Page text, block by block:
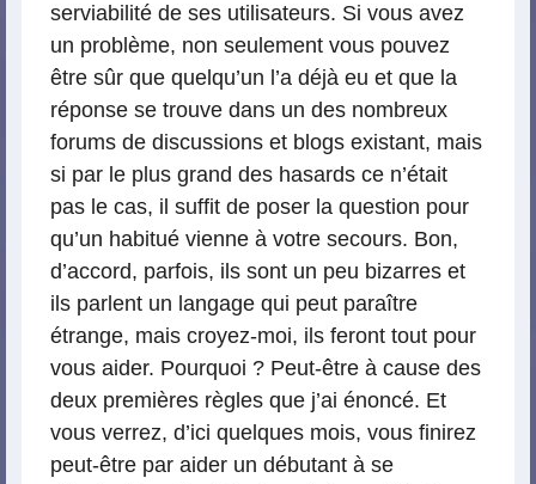
serviabilité de ses utilisateurs. Si vous avez
un problème, non seulement vous pouvez
être sûr que quelqu’un l’a déjà eu et que la
réponse se trouve dans un des nombreux
forums de discussions et blogs existant, mais
si par le plus grand des hasards ce n’était
pas le cas, il suffit de poser la question pour
qu’un habitué vienne à votre secours. Bon,
d’accord, parfois, ils sont un peu bizarres et
ils parlent un langage qui peut paraître
étrange, mais croyez-moi, ils feront tout pour
vous aider. Pourquoi ? Peut-être à cause des
deux premières règles que j’ai énoncé. Et
vous verrez, d’ici quelques mois, vous finirez
peut-être par aider un débutant à se